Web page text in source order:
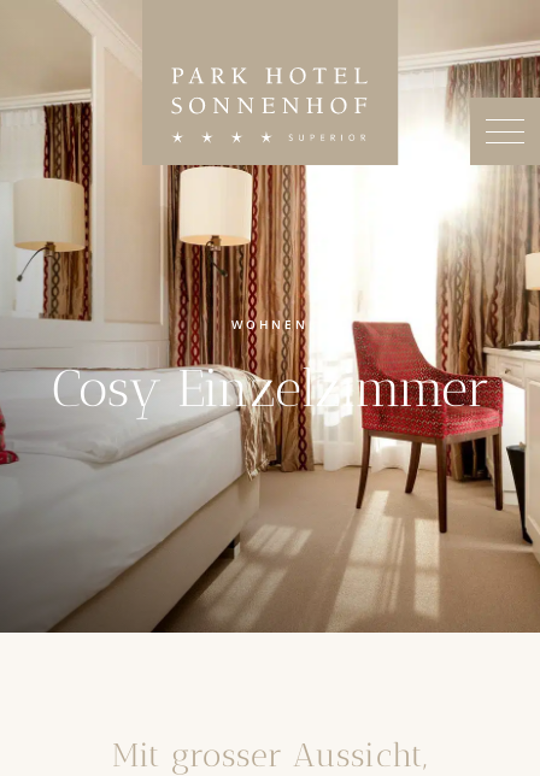
WOHNEN
Cosy Einzelzimmer
Mit grosser Aussicht,